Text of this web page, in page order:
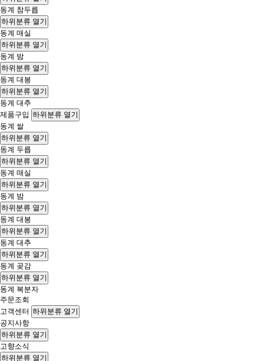
동계 참두릅
하위분류 열기
동계 매실
하위분류 열기
동계 밤
하위분류 열기
동계 대봉
하위분류 열기
동계 대추
제품구입 하위분류 열기
동계 쌀
하위분류 열기
동계 두릅
하위분류 열기
동계 매실
하위분류 열기
동계 밤
하위분류 열기
동계 대봉
하위분류 열기
동계 대추
하위분류 열기
동계 곶감
하위분류 열기
동계 복분자
주문조회
고객센터 하위분류 열기
공지사항
하위분류 열기
고향소식
하위분류 열기